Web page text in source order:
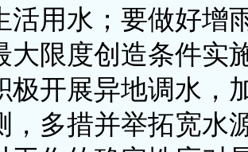
活用水；要做好增
大限度创造条件实
极开展异地调水，
，多措并举拓宽水